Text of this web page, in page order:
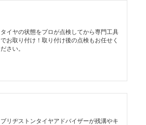
タイヤの状態をプロが点検してから専門工具
でお取り付け！取り付け後の点検もお任せく
ださい。
ブリヂストンタイヤアドバイザーが残溝やキ